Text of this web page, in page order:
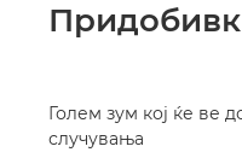
Голем зум кој ќе ве
случувања